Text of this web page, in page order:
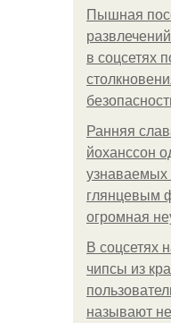
Пышная
в соцсетях
Ранняя
йоханссон
узнаваемых
глянцевым
огромная
В соцсетях
чипсы из
называют